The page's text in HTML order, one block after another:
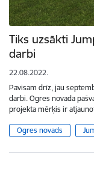
Tiks uzsākti
darbi
22.08.2022.
Pavisam drīz, jau
darbi. Ogres novada
projekta mērķis ir
Ogres novads